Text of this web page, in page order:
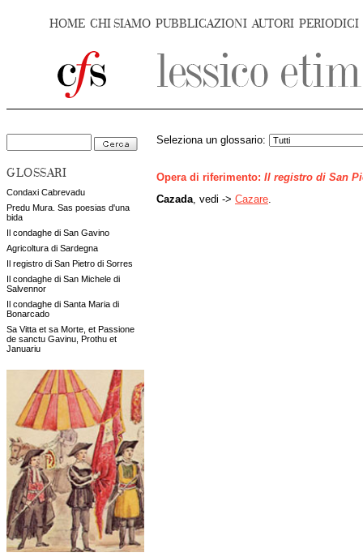
HOME CHI SIAMO PUBBLICAZIONI AUTORI PERIODICI
GLOSSARI
Condaxi Cabrevadu
Predu Mura. Sas poesias d'una
bida
Il condaghe di San Gavino
Agricoltura di Sardegna
Il registro di San Pietro di Sorres
Il condaghe di San Michele di
Salvennor
Il condaghe di Santa Maria di
Bonarcado
Sa Vitta et sa Morte, et Passione
de sanctu Gavinu, Prothu et
Januariu
Seleziona un glossario:
Opera di riferimento: Il registro di San
Cazada , vedi -> Cazare